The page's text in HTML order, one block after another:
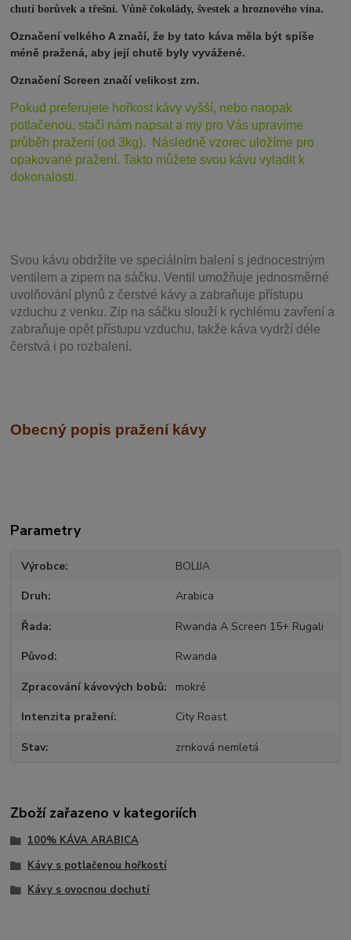
chutí borůvek a třešní. Vůně čokolády, švestek a hroznového vína.
Označení velkého A značí, že by tato káva měla být spíše
méně pražená, aby její chutě byly vyvážené.
Označení Screen značí velikost zrn.
Pokud preferujete hořkost kávy vyšší, nebo naopak
potlačenou, stačí nám napsat a my pro Vás upravíme
průběh pražení (od 3kg). Následně vzorec uložíme pro
opakované pražení. Takto můžete svou kávu vyladit k
dokonalosti.
Svou kávu obdržíte ve speciálním balení s jednocestným
ventilem a zipem na sáčku. Ventil umožňuje jednosměrné
uvolňování plynů z čerstvé kávy a zabraňuje přístupu
vzduchu z venku. Zip na sáčku slouží k rychlému zavření a
zabraňuje opět přístupu vzduchu, takže káva vydrží déle
čerstvá i po rozbalení.
Obecný popis pražení kávy
Parametry
Výrobce BOLIJA
Druh Arabica
Řada Rwanda A Screen 15+ Rugali
Původ Rwanda
Zpracování kávových bobů mokré
Intenzita pražení City Roast
Stav zrnková nemletá
Zboží zařazeno v kategoriích
100% KÁVA ARABICA
Kávy s potlačenou hořkostí
Kávy s ovocnou dochutí